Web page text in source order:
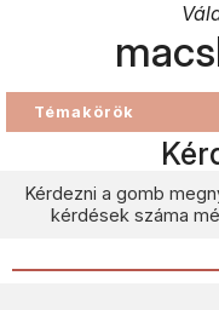
Témakörök
Kérdezni a gomb
kérdések száma